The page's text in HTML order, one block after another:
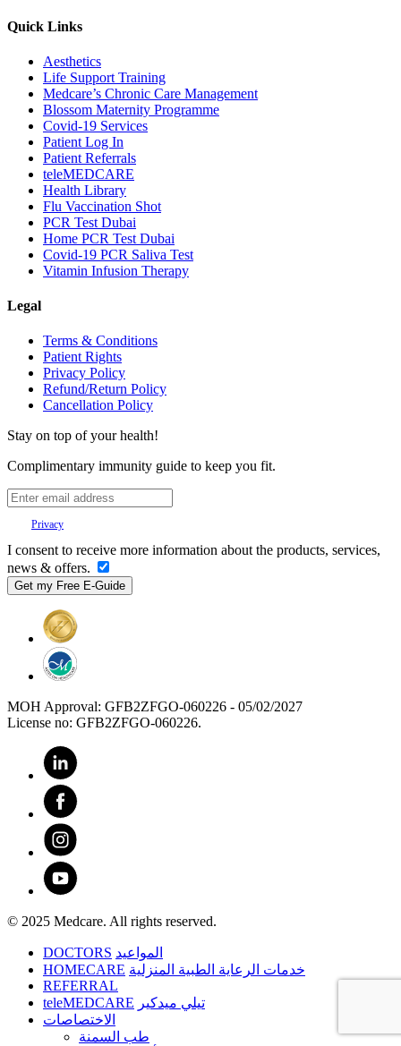
Quick Links
Aesthetics
Life Support Training
Medcare’s Chronic Care Management
Blossom Maternity Programme
Covid-19 Services
Patient Log In
Patient Referrals
teleMEDCARE
Health Library
Flu Vaccination Shot
PCR Test Dubai
Home PCR Test Dubai
Covid-19 PCR Saliva Test
Vitamin Infusion Therapy
Legal
Terms & Conditions
Patient Rights
Privacy Policy
Refund/Return Policy
Cancellation Policy
Stay on top of your health!
Complimentary immunity guide to keep you fit.
Privacy
I consent to receive more information about the products, services,
news & offers.
MOH Approval: GFB2ZFGO-060226 - 05/02/2027
License no: GFB2ZFGO-060226.
© 2025 Medcare. All rights reserved.
DOCTORS المواعيد
HOMECARE خدمات الرعاية الطبية المنزلية
REFERRAL
teleMEDCARE تيلي ميدكير
الاختصاصات
طب السمنة